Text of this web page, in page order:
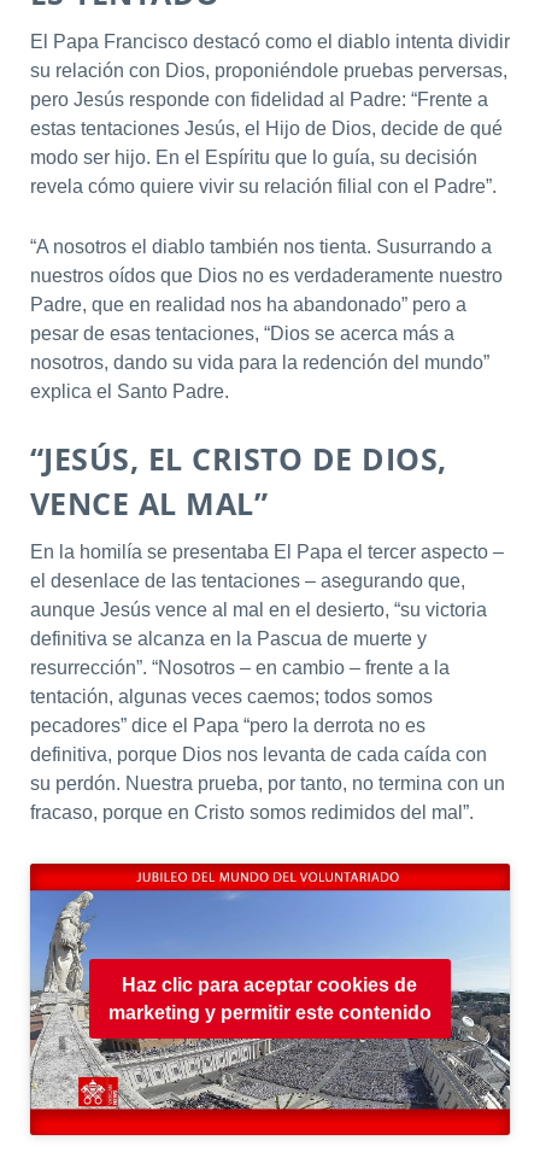
El Papa Francisco destacó como el diablo intenta dividir
su relación con Dios, proponiéndole pruebas perversas,
pero Jesús responde con fidelidad al Padre: “Frente a
estas tentaciones Jesús, el Hijo de Dios, decide de qué
modo ser hijo. En el Espíritu que lo guía, su decisión
revela cómo quiere vivir su relación filial con el Padre”.
“A nosotros el diablo también nos tienta. Susurrando a
nuestros oídos que Dios no es verdaderamente nuestro
Padre, que en realidad nos ha abandonado” pero a
pesar de esas tentaciones, “Dios se acerca más a
nosotros, dando su vida para la redención del mundo”
explica el Santo Padre.
“JESÚS, EL CRISTO DE DIOS,
VENCE AL MAL”
En la homilía se presentaba El Papa el tercer aspecto –
el desenlace de las tentaciones – asegurando que,
aunque Jesús vence al mal en el desierto, “su victoria
definitiva se alcanza en la Pascua de muerte y
resurrección”. “Nosotros – en cambio – frente a la
tentación, algunas veces caemos; todos somos
pecadores” dice el Papa “pero la derrota no es
definitiva, porque Dios nos levanta de cada caída con
su perdón. Nuestra prueba, por tanto, no termina con un
fracaso, porque en Cristo somos redimidos del mal”.
Haz clic para aceptar cookies de
marketing y permitir este contenido